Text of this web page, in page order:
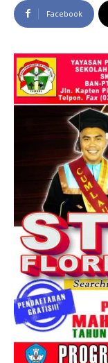
Facebook